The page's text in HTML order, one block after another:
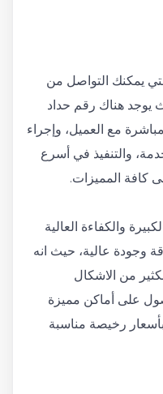
يمكنك التواصل من
يوجد هناك رقم حداد
مع العميل، وإجراء
والتنفيذ في أسرع
كافة المميزات.
والكفاءة العالية
وجودة عالية، حيث انه
من الاشكال
على أماكن مميزة
رخيصة مناسبة